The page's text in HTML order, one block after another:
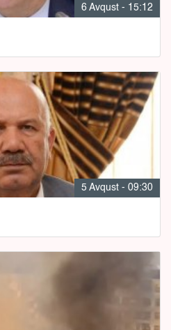
6 Avqust - 15:12
5 Avqust - 09:30